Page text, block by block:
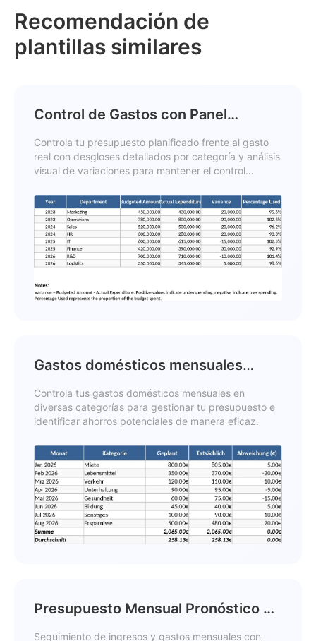
Recomendación de
plantillas similares
Control de Gastos con Panel
Plantilla
Controla tu presupuesto planificado frente al gasto
real con desgloses detallados por categoría y análisis
visual de variaciones para mantener el control
Gastos domésticos mensuales
Controla tus gastos domésticos mensuales en
diversas categorías para gestionar tu presupuesto e
identificar ahorros potenciales de manera eficaz.
Presupuesto Mensual Pronóstico vs
Real Plantilla
Seguimiento de ingresos y gastos mensuales con